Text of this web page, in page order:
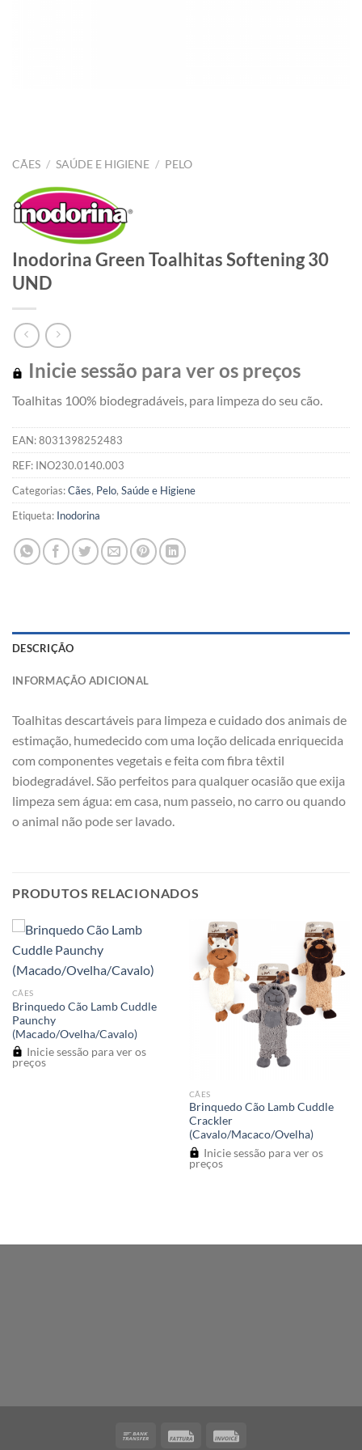
CÃES / SAÚDE E HIGIENE / PELO
Inodorina Green Toalhitas Softening 30
UND
Inicie sessão para ver os preços
Toalhitas 100% biodegradáveis, para limpeza do seu cão.
EAN:8031398252483
REF: INO230.0140.003
Categorias:Cães, Pelo, Saúde e Higiene
Etiqueta: Inodorina
DESCRIÇÃO
INFORMAÇÃO ADICIONAL
Toalhitas descartáveis para limpeza e cuidado dos animais de
estimação, humedecido com uma loção delicada enriquecida
com componentes vegetais e feita com fibra têxtil
biodegradável. São perfeitos para qualquer ocasião que exija
limpeza sem água: em casa, num passeio, no carro ou quando
o animal não pode ser lavado.
PRODUTOS RELACIONADOS
CÃES
Brinquedo Cão Lamb Cuddle
Paunchy
(Macado/Ovelha/Cavalo)
Inicie sessão para ver os
preços
CÃES
Brinquedo Cão Lamb Cuddle
Crackler
(Cavalo/Macaco/Ovelha)
Inicie sessão para ver os
preços